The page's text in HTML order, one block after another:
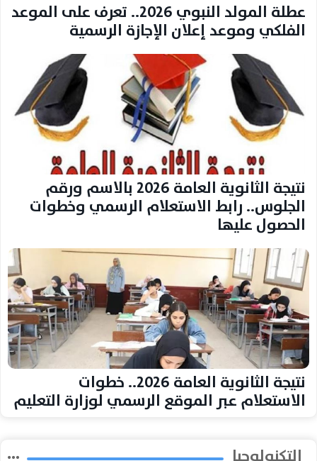
عطلة المولد النبوي 2026.. تعرف على الموعد
الفلكي وموعد إعلان الإجازة الرسمية
نتيجة الثانوية العامة 2026 بالاسم ورقم
الجلوس.. رابط الاستعلام الرسمي وخطوات
الحصول عليها
نتيجة الثانوية العامة 2026.. خطوات
الاستعلام عبر الموقع الرسمي لوزارة التعليم
التكنولوجيا